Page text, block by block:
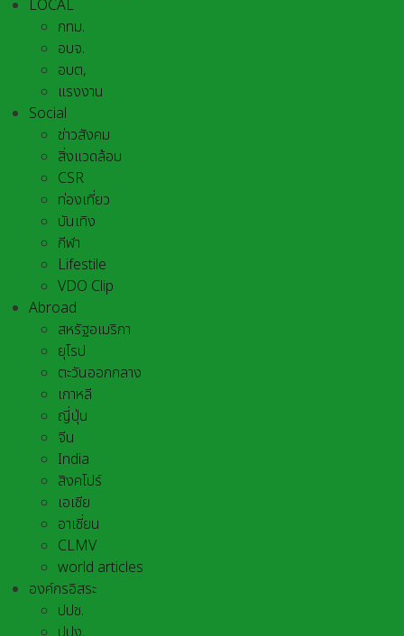
LOCAL
กทม.
อบจ.
อบต,
แรงงาน
Social
ข่าวสังคม
สิ่งแวดล้อม
CSR
ท่องเที่ยว
บันเทิง
กีฬา
Lifestile
VDO Clip
Abroad
สหรัฐอเมริกา
ยุโรป
ตะวันออกกลาง
เกาหลี
ญี่ปุ่น
จีน
India
สิงคโปร์
เอเชีย
อาเชี่ยน
CLMV
world articles
องค์กรอิสระ
ปปช.